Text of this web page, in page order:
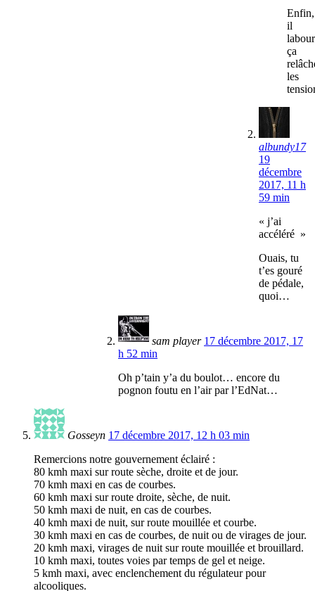
Enfin,
il
ça
les
albundy17
19
décembre
2017, 11 h
59 min
« j’ai
accéléré »
Ouais, tu
t’es gouré
de pédale,
quoi…
sam player 17 décembre 2017, 17
h 52 min
Oh p’tain y’a du boulot… encore du
pognon foutu en l’air par l’EdNat…
Gosseyn 17 décembre 2017, 12 h 03 min
Remercions notre gouvernement éclairé :
80 kmh maxi sur route sèche, droite et de jour.
70 kmh maxi en cas de courbes.
60 kmh maxi sur route droite, sèche, de nuit.
50 kmh maxi de nuit, en cas de courbes.
40 kmh maxi de nuit, sur route mouillée et courbe.
30 kmh maxi en cas de courbes, de nuit ou de virages de jour.
20 kmh maxi, virages de nuit sur route mouillée et brouillard.
10 kmh maxi, toutes voies par temps de gel et neige.
5 kmh maxi, avec enclenchement du régulateur pour
alcooliques.